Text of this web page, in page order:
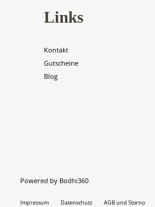
Links
Kontakt
Gutscheine
Blog
Powered by Bodhi360
Impressum Datenschutz AGB und Storno